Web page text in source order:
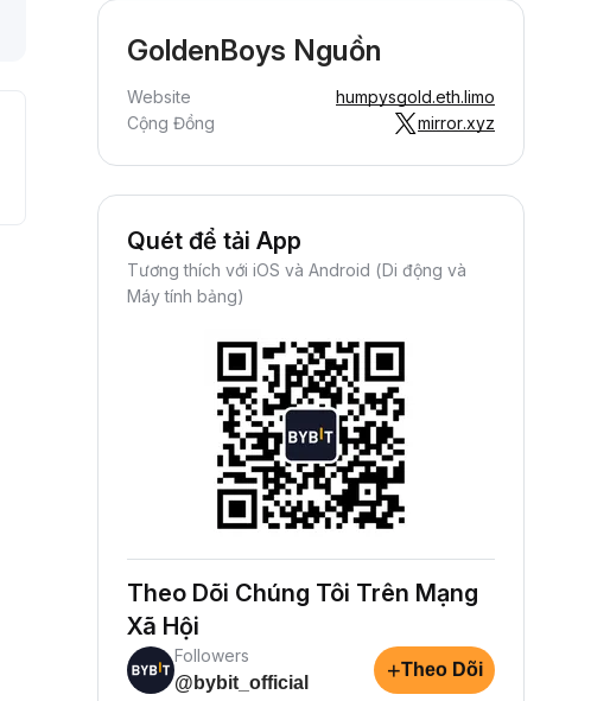
GoldenBoys Nguồn
Website
humpysgold.eth.limo
Cộng Đồng
mirror.xyz
Quét để tải App
Tương thích với iOS và Android (Di động và
Máy tính bảng)
Theo Dõi Chúng Tôi Trên Mạng
Xã Hội
Followers
@bybit_official
+Theo Dõi